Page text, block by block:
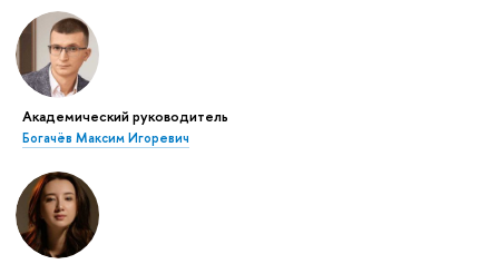
Академический руководитель
Богачёв Максим Игоревич